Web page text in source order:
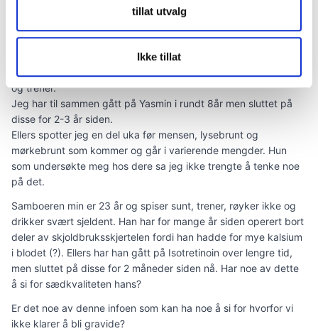
tillat utvalg
Ikke tillat
Jeg er 24,5 år og har forsøkt å bli gravid nå i ett år ca. Men
ordinær GU for å sjekke at alt så bra ut. Hun sa alt så fint ut, og
tok i tillegg en Celleprøve ettersom jeg snart fyller 25.
Jeg har stort sett stabile sykluser på 28 dager, er normalvektig
og trener.
Jeg har til sammen gått på Yasmin i rundt 8år men sluttet på
disse for 2-3 år siden.
Ellers spotter jeg en del uka før mensen, lysebrunt og
mørkebrunt som kommer og går i varierende mengder. Hun
som undersøkte meg hos dere sa jeg ikke trengte å tenke noe
på det.
Samboeren min er 23 år og spiser sunt, trener, røyker ikke og
drikker svært sjeldent. Han har for mange år siden operert bort
deler av skjoldbruksskjertelen fordi han hadde for mye kalsium
i blodet (?). Ellers har han gått på Isotretinoin over lengre tid,
men sluttet på disse for 2 måneder siden nå. Har noe av dette
å si for sædkvaliteten hans?
Er det noe av denne infoen som kan ha noe å si for hvorfor vi
ikke klarer å bli gravide?